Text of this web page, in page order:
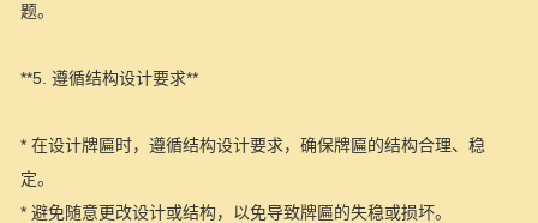
题。
**5. 遵循结构设计要求**
* 在设计牌匾时，遵循结构设计要求，确保牌匾的结构合理、稳
定。
* 避免随意更改设计或结构，以免导致牌匾的失稳或损坏。